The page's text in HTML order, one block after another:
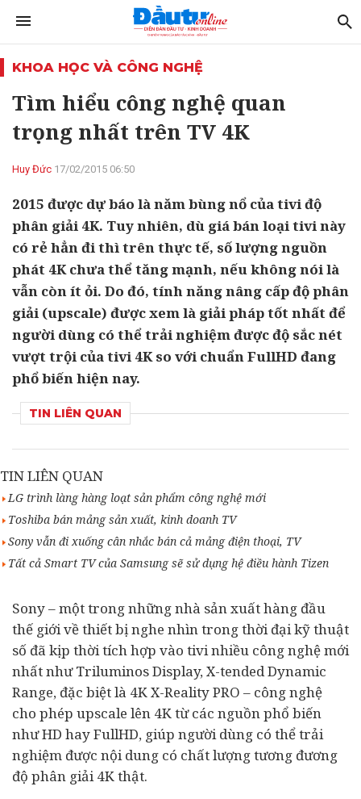
KHOA HỌC VÀ CÔNG NGHỆ
Tìm hiểu công nghệ quan
trọng nhất trên TV 4K
Huy Đức 17/02/2015 06:50
2015 được dự báo là năm bùng nổ của tivi độ
phân giải 4K. Tuy nhiên, dù giá bán loại tivi này
có rẻ hẳn đi thì trên thực tế, số lượng nguồn
phát 4K chưa thể tăng mạnh, nếu không nói là
vẫn còn ít ỏi. Do đó, tính năng nâng cấp độ phân
giải (upscale) được xem là giải pháp tốt nhất để
người dùng có thể trải nghiệm được độ sắc nét
vượt trội của tivi 4K so với chuẩn FullHD đang
phổ biến hiện nay.
TIN LIÊN QUAN
TIN LIÊN QUAN
LG trình làng hàng loạt sản phẩm công nghệ mới
Toshiba bán mảng sản xuất, kinh doanh TV
Sony vẫn đi xuống cân nhắc bán cả mảng điện thoại, TV
Tất cả Smart TV của Samsung sẽ sử dụng hệ điều hành Tizen
Sony – một trong những nhà sản xuất hàng đầu
thế giới về thiết bị nghe nhìn trong thời đại kỹ thuật
số đã kịp thời tích hợp vào tivi nhiều công nghệ mới
nhất như Triluminos Display, X-tended Dynamic
Range, đặc biệt là 4K X-Reality PRO – công nghệ
cho phép upscale lên 4K từ các nguồn phổ biến
như HD hay FullHD, giúp người dùng có thể trải
nghiệm được nội dung có chất lượng tương đương
độ phân giải 4K thật.